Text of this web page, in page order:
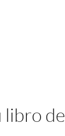
libro